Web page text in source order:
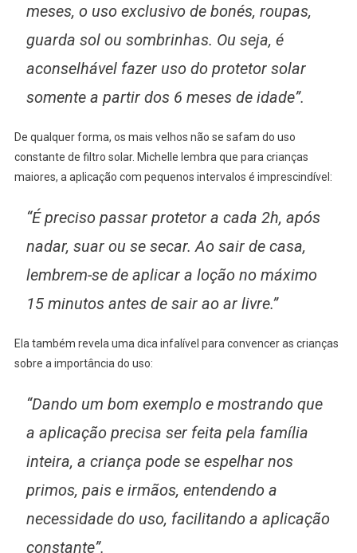
meses, o uso exclusivo de bonés, roupas,
guarda sol ou sombrinhas. Ou seja, é
aconselhável fazer uso do protetor solar
somente a partir dos 6 meses de idade”.
De qualquer forma, os mais velhos não se safam do uso
constante de filtro solar. Michelle lembra que para crianças
maiores, a aplicação com pequenos intervalos é imprescindível:
“É preciso passar protetor a cada 2h, após
nadar, suar ou se secar. Ao sair de casa,
lembrem-se de aplicar a loção no máximo
15 minutos antes de sair ao ar livre.”
Ela também revela uma dica infalível para convencer as crianças
sobre a importância do uso:
“Dando um bom exemplo e mostrando que
a aplicação precisa ser feita pela família
inteira, a criança pode se espelhar nos
primos, pais e irmãos, entendendo a
necessidade do uso, facilitando a aplicação
constante”.